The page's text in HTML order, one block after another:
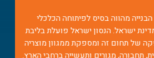
מהווה בסיס לפיתוחה הכלכלי
ישראל. הנסון ישראל פועלת בליבת
של תחום זה ומספקת ממגוון מוצריה
תחבורה, מגורים ותעשייה ברחבי הארץ.